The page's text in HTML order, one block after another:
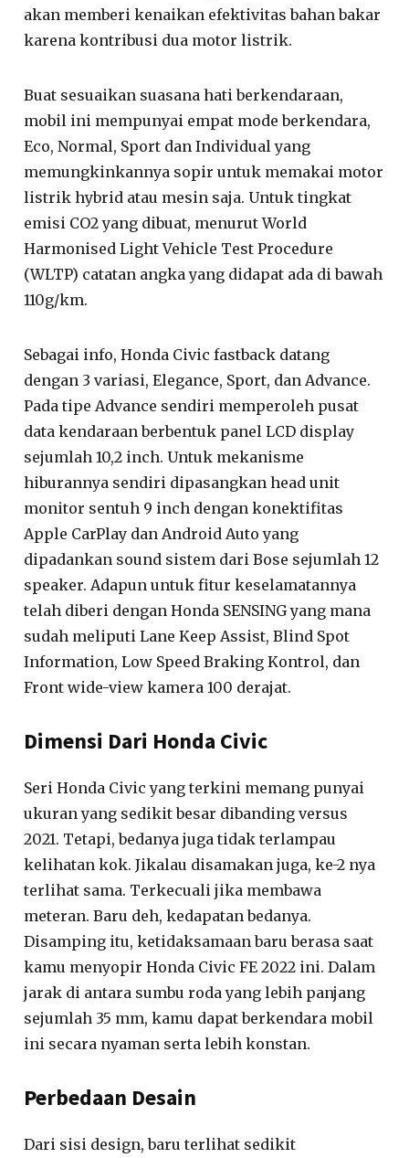
akan memberi kenaikan efektivitas bahan bakar
karena kontribusi dua motor listrik.
Buat sesuaikan suasana hati berkendaraan,
mobil ini mempunyai empat mode berkendara,
Eco, Normal, Sport dan Individual yang
memungkinkannya sopir untuk memakai motor
listrik hybrid atau mesin saja. Untuk tingkat
emisi CO2 yang dibuat, menurut World
Harmonised Light Vehicle Test Procedure
(WLTP) catatan angka yang didapat ada di bawah
110g/km.
Sebagai info, Honda Civic fastback datang
dengan 3 variasi, Elegance, Sport, dan Advance.
Pada tipe Advance sendiri memperoleh pusat
data kendaraan berbentuk panel LCD display
sejumlah 10,2 inch. Untuk mekanisme
hiburannya sendiri dipasangkan head unit
monitor sentuh 9 inch dengan konektifitas
Apple CarPlay dan Android Auto yang
dipadankan sound sistem dari Bose sejumlah 12
speaker. Adapun untuk fitur keselamatannya
telah diberi dengan Honda SENSING yang mana
sudah meliputi Lane Keep Assist, Blind Spot
Information, Low Speed Braking Kontrol, dan
Front wide-view kamera 100 derajat.
Dimensi Dari Honda Civic
Seri Honda Civic yang terkini memang punyai
ukuran yang sedikit besar dibanding versus
2021. Tetapi, bedanya juga tidak terlampau
kelihatan kok. Jikalau disamakan juga, ke-2 nya
terlihat sama. Terkecuali jika membawa
meteran. Baru deh, kedapatan bedanya.
Disamping itu, ketidaksamaan baru berasa saat
kamu menyopir Honda Civic FE 2022 ini. Dalam
jarak di antara sumbu roda yang lebih panjang
sejumlah 35 mm, kamu dapat berkendara mobil
ini secara nyaman serta lebih konstan.
Perbedaan Desain
Dari sisi design, baru terlihat sedikit